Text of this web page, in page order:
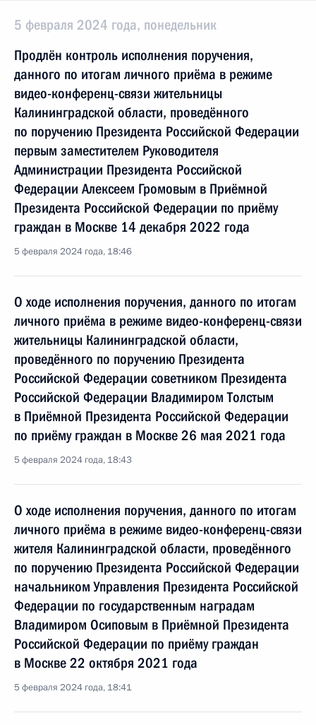
5 февраля 2024 года, понедельник
Продлён контроль исполнения поручения,
данного по итогам личного приёма в режиме
видео-конференц-связи жительницы
Калининградской области, проведённого
по поручению Президента Российской Федерации
первым заместителем Руководителя
Администрации Президента Российской
Федерации Алексеем Громовым в Приёмной
Президента Российской Федерации по приёму
граждан в Москве 14 декабря 2022 года
5 февраля 2024 года, 18:46
О ходе исполнения поручения, данного по итогам
личного приёма в режиме видео-конференц-связи
жительницы Калининградской области,
проведённого по поручению Президента
Российской Федерации советником Президента
Российской Федерации Владимиром Толстым
в Приёмной Президента Российской Федерации
по приёму граждан в Москве 26 мая 2021 года
5 февраля 2024 года, 18:43
О ходе исполнения поручения, данного по итогам
личного приёма в режиме видео-конференц-связи
жителя Калининградской области, проведённого
по поручению Президента Российской Федерации
начальником Управления Президента Российской
Федерации по государственным наградам
Владимиром Осиповым в Приёмной Президента
Российской Федерации по приёму граждан
в Москве 22 октября 2021 года
5 февраля 2024 года, 18:41